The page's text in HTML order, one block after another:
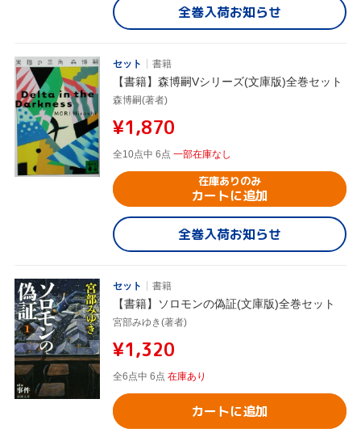
全巻入荷お知らせ
セット 書籍
【書籍】森博嗣Vシリーズ(文庫版)全巻セット
森博嗣(著者)
¥1,870
全10点中 6点 一部在庫なし
在庫ありのみ
カートに追加
全巻入荷お知らせ
セット 書籍
【書籍】ソロモンの偽証(文庫版)全巻セット
宮部みゆき(著者)
¥1,320
全6点中 6点 在庫あり
カートに追加